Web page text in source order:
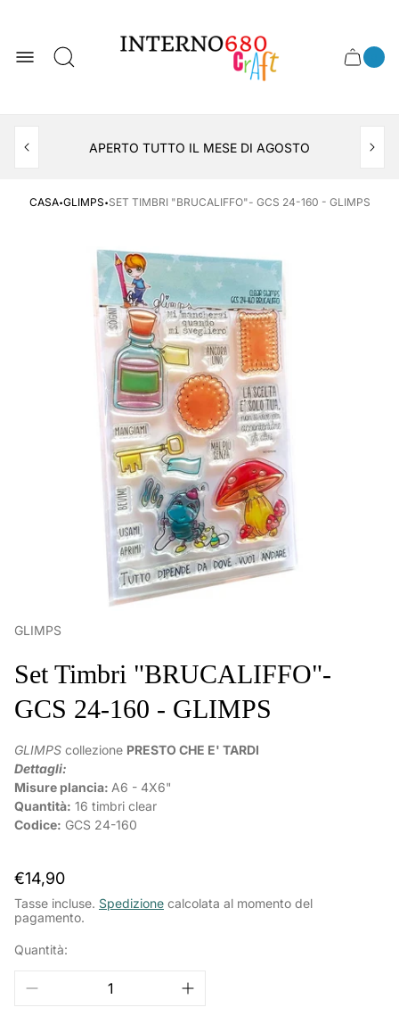
del
negozio
Cassetto
APERTO TUTTO IL MESE DI AGOSTO
CASA·GLIMPS·SET TIMBRI "BRUCALIFFO"- GCS 24-160 - GLIMPS
GLIMPS
Set Timbri "BRUCALIFFO"-
GCS 24-160 - GLIMPS
GLIMPS collezione PRESTO CHE E' TARDI
Dettagli:
Misure plancia: A6 - 4X6"
Quantità: 16 timbri clear
Codice: GCS 24-160
Prezzo
normale
€14,90
Tasse incluse. Spedizione calcolata al momento del
pagamento.
Quantità: